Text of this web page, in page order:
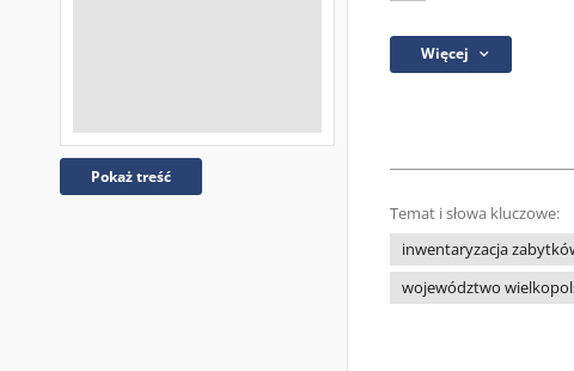
Pokaż treść
Więcej
Temat i słowa kluczowe:
inwentaryzacja
województwo